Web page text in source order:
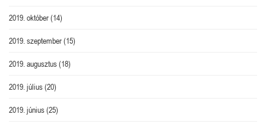
2019. október(14)
2019. szeptember(15)
2019. augusztus(18)
2019. július(20)
2019. június(25)